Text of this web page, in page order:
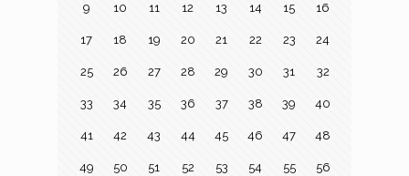
9 10 11 12 13 14 15 16
17 18 19 20 21 22 23 24
25 26 27 28 29 30 31 32
33 34 35 36 37 38 39 40
41 42 43 44 45 46 47 48
49 50 51 52 53 54 55 56